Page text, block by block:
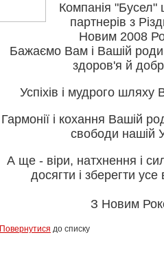
Компанія "Бусел"
партнерів з
Новим 2008
Бажаємо Вам і Вашій
здоров'я й
Успіхів і мудрого шляху
Гармонії і кохання Вашій
свободи нашій
А ще - віри, натхнення і
досягти і зберегти
З Новим
Повернутися до списку